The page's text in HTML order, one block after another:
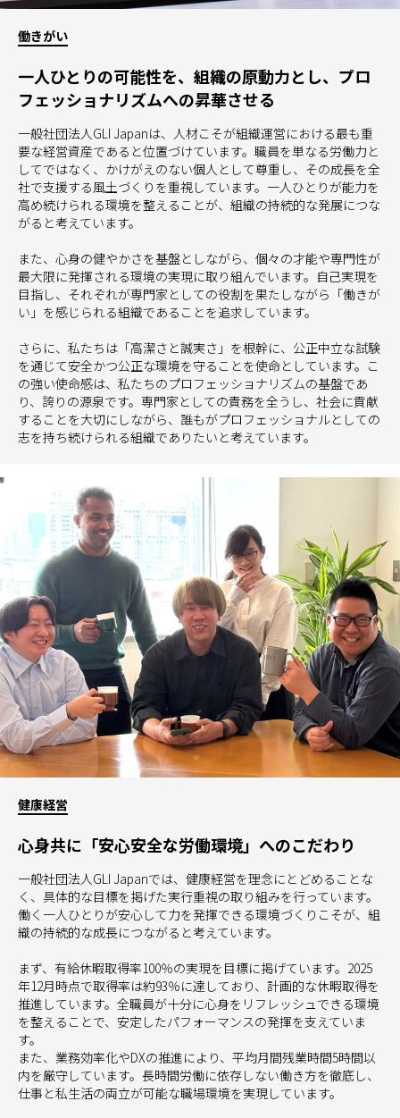
働きがい
一人ひとりの可能性を、組織の原動力とし、プロ
フェッショナリズムへの昇華させる
一般社団法人GLI Japanは、人材こそが組織運営における最も重
要な経営資産であると位置づけています。職員を単なる労働力と
してではなく、かけがえのない個人として尊重し、その成長を全
社で支援する風土づくりを重視しています。一人ひとりが能力を
高め続けられる環境を整えることが、組織の持続的な発展につな
がると考えています。
また、心身の健やかさを基盤としながら、個々の才能や専門性が
最大限に発揮される環境の実現に取り組んでいます。自己実現を
目指し、それぞれが専門家としての役割を果たしながら「働きが
い」を感じられる組織であることを追求しています。
さらに、私たちは「高潔さと誠実さ」を根幹に、公正中立な試験
を通じて安全かつ公正な環境を守ることを使命としています。こ
の強い使命感は、私たちのプロフェッショナリズムの基盤であ
り、誇りの源泉です。専門家としての責務を全うし、社会に貢献
することを大切にしながら、誰もがプロフェッショナルとしての
志を持ち続けられる組織でありたいと考えています。
健康経営
心身共に「安心安全な労働環境」へのこだわり
一般社団法人GLI Japanでは、健康経営を理念にとどめることな
く、具体的な目標を掲げた実行重視の取り組みを行っています。
働く一人ひとりが安心して力を発揮できる環境づくりこそが、組
織の持続的な成長につながると考えています。
まず、有給休暇取得率100％の実現を目標に掲げています。2025
年12月時点で取得率は約93％に達しており、計画的な休暇取得を
推進しています。全職員が十分に心身をリフレッシュできる環境
を整えることで、安定したパフォーマンスの発揮を支えていま
す。
また、業務効率化やDXの推進により、平均月間残業時間5時間以
内を厳守しています。長時間労働に依存しない働き方を徹底し、
仕事と私生活の両立が可能な職場環境を実現しています。